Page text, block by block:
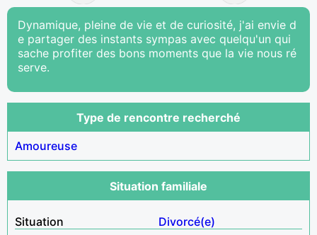
Dynamique, pleine de vie et de curiosité, j'ai envie d
e partager des instants sympas avec quelqu'un qui
sache profiter des bons moments que la vie nous ré
serve.
Type de rencontre recherché
Amoureuse
Situation familiale
Situation
Divorcé(e)